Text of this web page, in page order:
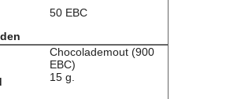
50 EBC
Chocolademout (900
EBC)
15 g.